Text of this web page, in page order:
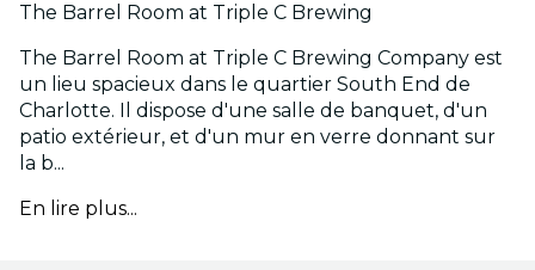
The Barrel Room at Triple C Brewing
The Barrel Room at Triple C Brewing Company est
un lieu spacieux dans le quartier South End de
Charlotte. Il dispose d'une salle de banquet, d'un
patio extérieur, et d'un mur en verre donnant sur
la b...
En lire plus...